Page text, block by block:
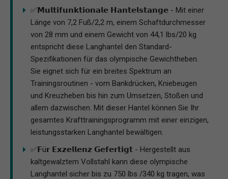
✅𝗠𝘂𝗹𝘁𝗶𝗳𝘂𝗻𝗸𝘁𝗶𝗼𝗻𝗮𝗹𝗲 𝗛𝗮𝗻𝘁𝗲𝗹𝘀𝘁𝗮𝗻𝗴𝗲 - Mit einer
Länge von 7,2 Fuß/2,2 m, einem Schaftdurchmesser
von 28 mm und einem Gewicht von 44,1 lbs/20 kg
entspricht diese Langhantel den Standard-
Spezifikationen für das olympische Gewichtheben.
Sie eignet sich für ein breites Spektrum an
Trainingsroutinen - vom Bankdrücken, Kniebeugen
und Kreuzheben bis hin zum Umsetzen, Stoßen und
allem dazwischen. Mit dieser Hantel können Sie Ihr
gesamtes Krafttrainingsprogramm mit einer einzigen,
leistungsstarken Langhantel bewältigen.
✅𝗙ü𝗿 𝗘𝘅𝘇𝗲𝗹𝗹𝗲𝗻𝘇 𝗚𝗲𝗳𝗲𝗿𝘁𝗶𝗴𝘁 - Hergestellt aus
kaltgewalztem Vollstahl kann diese olympische
Langhantel sicher bis zu 750 lbs /340 kg tragen, was